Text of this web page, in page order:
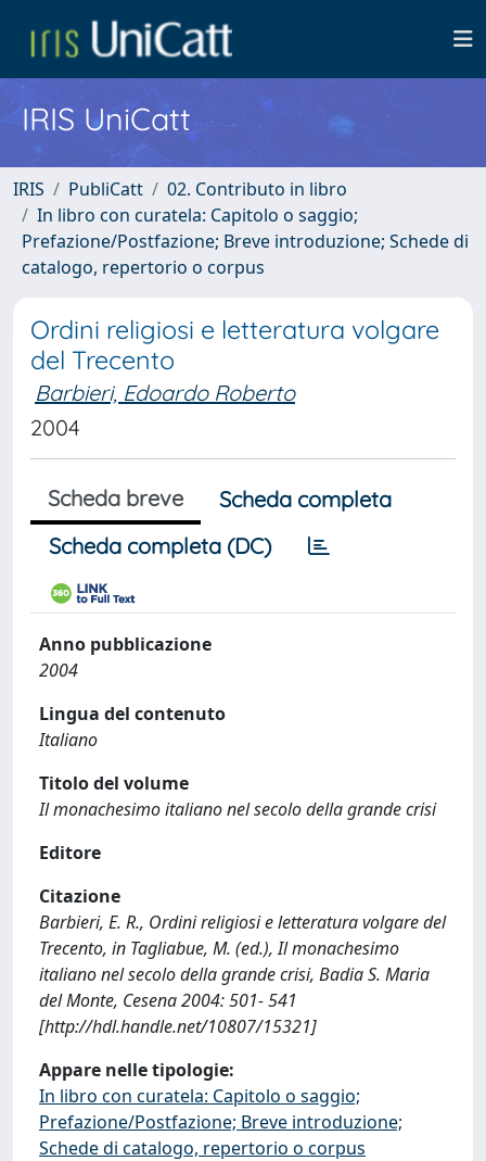
IRIS UniCatt
IRIS PubliCatt
02. Contributo in libro
In libro con curatela: Capitolo o saggio;
Prefazione/Postfazione; Breve introduzione; Schede di
catalogo, repertorio o corpus
Ordini religiosi e letteratura volgare
del Trecento
Barbieri, Edoardo Roberto
2004
Scheda breve
Scheda completa
Scheda completa (DC)
Anno pubblicazione
2004
Lingua del contenuto
Italiano
Titolo del volume
Il monachesimo italiano nel secolo della grande crisi
Editore
Citazione
Barbieri, E. R., Ordini religiosi e letteratura volgare del
Trecento, in Tagliabue, M. (ed.), Il monachesimo
italiano nel secolo della grande crisi, Badia S. Maria
del Monte, Cesena 2004: 501- 541
[http://hdl.handle.net/10807/15321]
Appare nelle tipologie:
In libro con curatela: Capitolo o saggio;
Prefazione/Postfazione; Breve introduzione;
Schede di catalogo, repertorio o corpus